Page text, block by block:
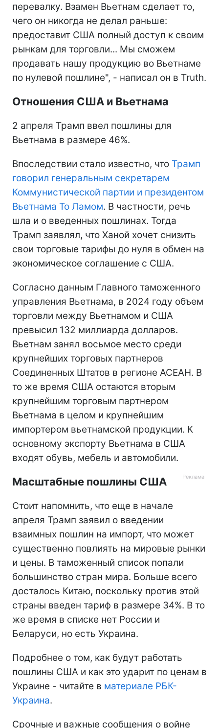
перевалку. Взамен Вьетнам сделает то,
чего он никогда не делал раньше:
предоставит США полный доступ к своим
рынкам для торговли... Мы сможем
продавать нашу продукцию во Вьетнаме
по нулевой пошлине", - написал он в Truth.
Отношения США и Вьетнама
2 апреля Трамп ввел пошлины для
Вьетнама в размере 46%.
Впоследствии стало известно, что Трамп
говорил генеральным секретарем
Коммунистической партии и президентом
Вьетнама То Ламом. В частности, речь
шла и о введенных пошлинах. Тогда
Трамп заявлял, что Ханой хочет снизить
свои торговые тарифы до нуля в обмен на
экономическое соглашение с США.
Согласно данным Главного таможенного
управления Вьетнама, в 2024 году объем
торговли между Вьетнамом и США
превысил 132 миллиарда долларов.
Вьетнам занял восьмое место среди
крупнейших торговых партнеров
Соединенных Штатов в регионе АСЕАН. В
то же время США остаются вторым
крупнейшим торговым партнером
Вьетнама в целом и крупнейшим
импортером вьетнамской продукции. К
основному экспорту Вьетнама в США
входят обувь, мебель и автомобили.
Масштабные пошлины США
Стоит напомнить, что еще в начале
апреля Трамп заявил о введении
взаимных пошлин на импорт, что может
существенно повлиять на мировые рынки
и цены. В таможенный список попали
большинство стран мира. Больше всего
досталось Китаю, поскольку против этой
страны введен тариф в размере 34%. В то
же время в списке нет России и
Беларуси, но есть Украина.
Подробнее о том, как будут работать
пошлины США и как это ударит по ценам в
Украине - читайте в материале РБК-
Украина.
Срочные и важные сообщения о войне